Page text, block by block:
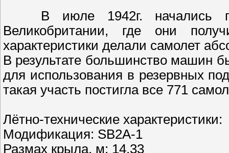
В июле 1942г. начались
Великобритании, где они
характеристики делали самолет
В результате большинство машин
для использования в резервных
такая участь постигла все 771
Лётно-технические
Модификация: SB2A-1
Размах крыла, м: 14.33